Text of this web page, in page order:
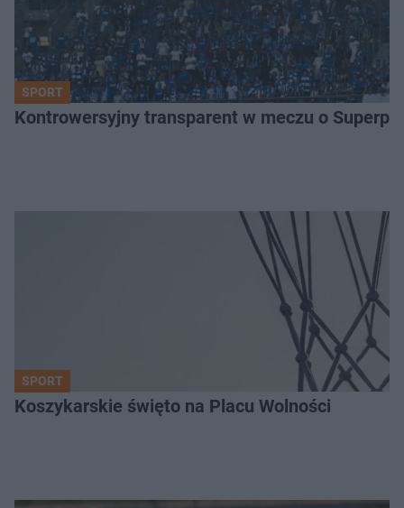
SPORT
Kontrowersyjny transparent w meczu o
SPORT
Koszykarskie święto na Placu Wolności